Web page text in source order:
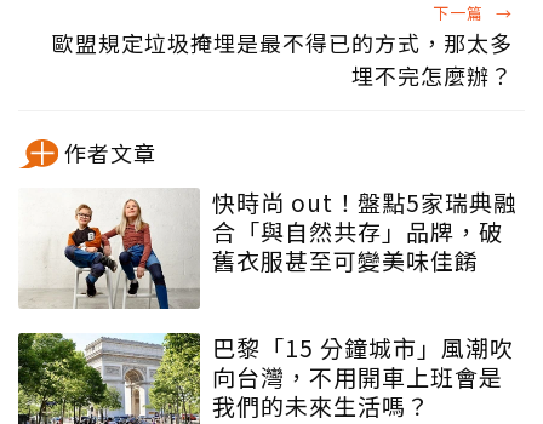
下一篇 →
歐盟規定垃圾掩埋是最不得已的方式，那太多
埋不完怎麼辦？
作者文章
快時尚 out！盤點5家瑞典融
合「與自然共存」品牌，破
舊衣服甚至可變美味佳餚
巴黎「15 分鐘城市」風潮吹
向台灣，不用開車上班會是
我們的未來生活嗎？